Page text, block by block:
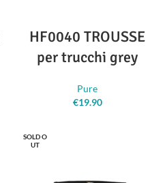
HF0040 TROUSSE
per trucchi grey
Pure
€19.90
SOLD O
UT